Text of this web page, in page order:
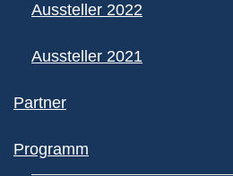
Aussteller 2022
Aussteller 2021
Partner
Programm